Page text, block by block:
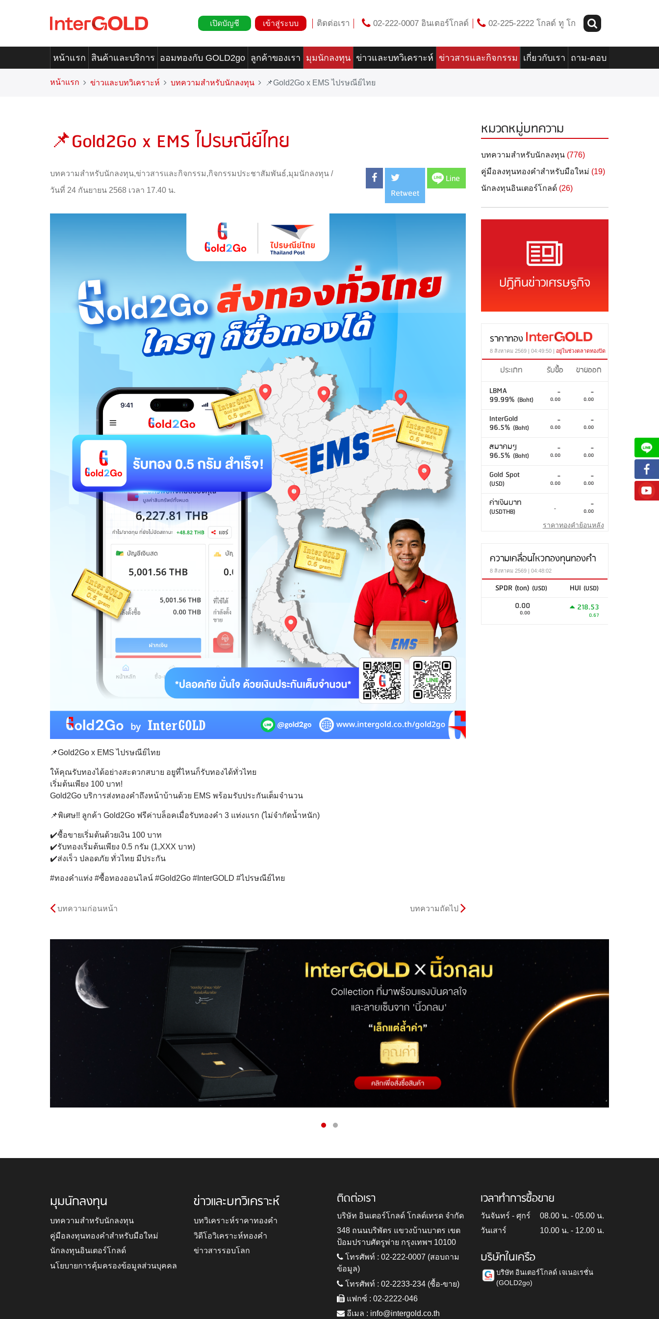
เปิดบัญชี เข้าสู่ระบบ ติดต่อเรา 02-222-0007 อินเตอร์โกลด์ 02-225-2222 โกลด์ ทู โก
หน้าแรก สินค้าและบริการ ออมทองกับ GOLD2go ลูกค้าของเรา มุมนักลงทุน ข่าวและบทวิเคราะห์ ข่าวสารและกิจกรรม เกี่ยวกับเรา ถาม-ตอบ
หน้าแรก ข่าวและบทวิเคราะห์ บทความสำหรับนักลงทุน 📌Gold2Go x EMS ไปรษณีย์ไทย
📌Gold2Go x EMS ไปรษณีย์ไทย
บทความสำหรับนักลงทุน,ข่าวสารและกิจกรรม,กิจกรรมประชาสัมพันธ์,มุมนักลงทุน /
วันที่ 24 กันยายน 2568 เวลา 17.40 น.
Retweet
Line
📌Gold2Go x EMS ไปรษณีย์ไทย
ให้คุณรับทองได้อย่างสะดวกสบาย อยูที่ไหนก็รับทองได้ทั่วไทย
เริ่มต้นเพียง 100 บาท!
Gold2Go บริการส่งทองคำถึงหน้าบ้านด้วย EMS พร้อมรับประกันเต็มจำนวน
📌พิเศษ!! ลูกค้า Gold2Go ฟรีค่าบล็อคเมื่อรับทองคำ 3 แท่งแรก (ไม่จำกัดน้ำหนัก)
✔️ซื้อขายเริ่มต้นด้วยเงิน 100 บาท
✔️รับทองเริ่มต้นเพียง 0.5 กรัม (1,XXX บาท)
✔️ส่งเร็ว ปลอดภัย ทั่วไทย มีประกัน
#ทองคำแท่ง #ซื้อทองออนไลน์ #Gold2Go #InterGOLD #ไปรษณีย์ไทย
บทความก่อนหน้า บทความถัดไป
หมวดหมู่บทความ
บทความสำหรับนักลงทุน (776)
คู่มือลงทุนทองคำสำหรับมือใหม่ (19)
นักลงทุนอินเตอร์โกลด์ (26)
ปฏิทินข่าวเศรษฐกิจ
ราคาทอง
8 สิงหาคม 2569 | 04:49:50 | อยู่ในช่วงตลาดทองปิด
ประเภท รับซื้อ
ขายออก
LBMA
99.99% (Baht)
-
0.00
-
0.00
InterGold
96.5% (Baht)
-
0.00
-
0.00
สมาคมฯ
96.5% (Baht)
-
0.00
-
0.00
Gold Spot
(USD)
-
0.00
-
0.00
ค่าเงินบาท
(USDTHB) - -
0.00
ราคาทองคำย้อนหลัง
ความเคลื่อนไหวกองทุนทองคำ
8 สิงหาคม 2569 | 04:48:02
SPDR (ton) (USD) HUI (USD)
0.00
0.00 218.53
0.67
มุมนักลงทุน
บทความสำหรับนักลงทุน
คู่มือลงทุนทองคำสำหรับมือใหม่
นักลงทุนอินเตอร์โกลด์
นโยบายการคุ้มครองข้อมูลส่วนบุคคล
ข่าวและบทวิเคราะห์
บทวิเคราะห์ราคาทองคำ
วิดีโอวิเคราะห์ทองคำ
ข่าวสารรอบโลก
ติดต่อเรา
บริษัท อินเตอร์โกลด์ โกลด์เทรด จำกัด
348 ถนนบริพัตร แขวงบ้านบาตร เขต
ป้อมปราบศัตรูพ่าย กรุงเทพฯ 10100
โทรศัพท์ : 02-222-0007 (สอบถาม
ข้อมูล)
โทรศัพท์ : 02-2233-234 (ซื้อ-ขาย)
แฟกซ์ : 02-2222-046
อีเมล : info@intergold.co.th
เวลาทำการซื้อขาย
วันจันทร์ - ศุกร์
08.00 น. - 05.00 น.
วันเสาร์
10.00 น. - 12.00 น.
บริษัทในเครือ
บริษัท อินเตอร์โกลด์ เจเนอเรชั่น
(GOLD2go)